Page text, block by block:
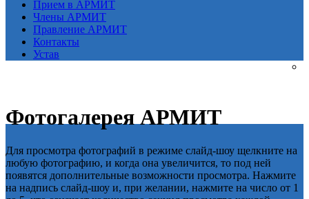
Прием в АРМИТ
Члены АРМИТ
Правление АРМИТ
Контакты
Устав
Фотогалерея АРМИТ
Для просмотра фотографий в режиме слайд-шоу щелкните на
любую фотографию, и когда она увеличится, то под ней
появятся дополнительные возможности просмотра. Нажмите
на надпись слайд-шоу и, при желании, нажмите на число от 1